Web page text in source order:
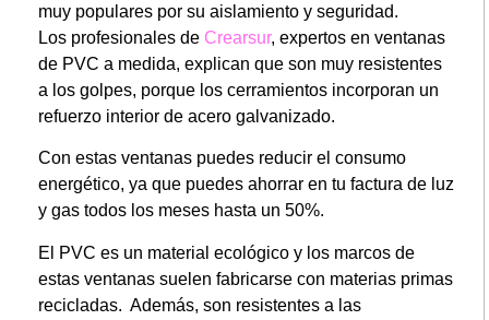
muy populares por su aislamiento y seguridad.
Los profesionales de Crearsur, expertos en ventanas
de PVC a medida, explican que son muy resistentes
a los golpes, porque los cerramientos incorporan un
refuerzo interior de acero galvanizado.
Con estas ventanas puedes reducir el consumo
energético, ya que puedes ahorrar en tu factura de luz
y gas todos los meses hasta un 50%.
El PVC es un material ecológico y los marcos de
estas ventanas suelen fabricarse con materias primas
recicladas. Además, son resistentes a las